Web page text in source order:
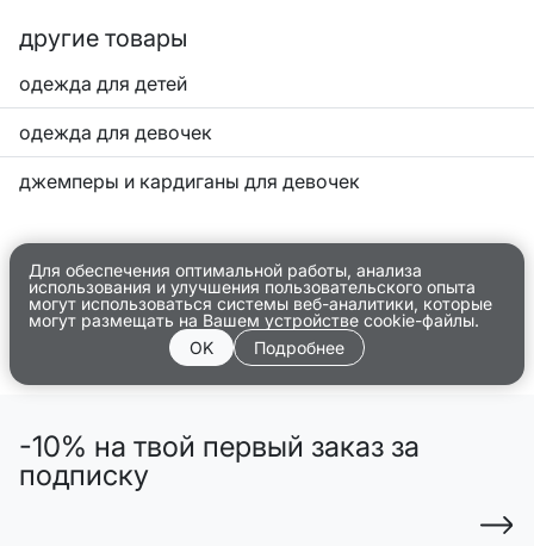
другие товары
одежда для детей
одежда для девочек
джемперы и кардиганы для девочек
Для обеспечения оптимальной работы, анализа
использования и улучшения пользовательского опыта
могут использоваться системы веб-аналитики, которые
могут размещать на Вашем устройстве cookie-файлы.
OK
Подробнее
-10% на твой первый заказ за
подписку